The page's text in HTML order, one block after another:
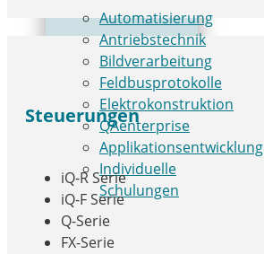
Automatisierung
Antriebstechnik
Bildverarbeitung
Feldbusprotokolle
Elektrokonstruktion
QAenterprise
Applikationsentwicklung
Individuelle
Schulungen
Steuerungen
iQ-R Serie
iQ-F Serie
Q-Serie
FX-Serie